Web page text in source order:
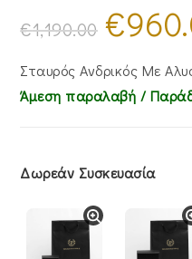
€1,190.00
Original
price
was:
€
Σταυρός Ανδρικός Με
Άμεση παραλαβή /
Δωρεάν Συσκευασία